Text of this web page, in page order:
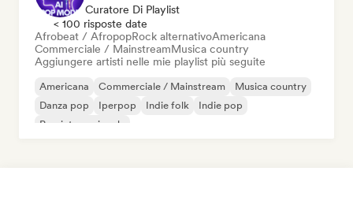
Curatore Di Playlist
< 100 risposte date
Afrobeat / AfropopRock alternativoAmericana
Commerciale / MainstreamMusica country
Aggiungere artisti nelle mie playlist più seguite
Americana Commerciale / Mainstream
Musica country
Danza pop
Iperpop Indie folk
Indie pop
Pop internazionale